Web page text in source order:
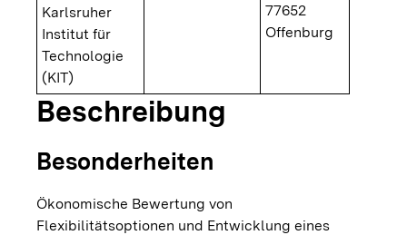
Karlsruher
Institut für
Technologie
(KIT)
77652
Offenburg
Beschreibung
Besonderheiten
Ökonomische Bewertung von
Flexibilitätsoptionen und Entwicklung eines